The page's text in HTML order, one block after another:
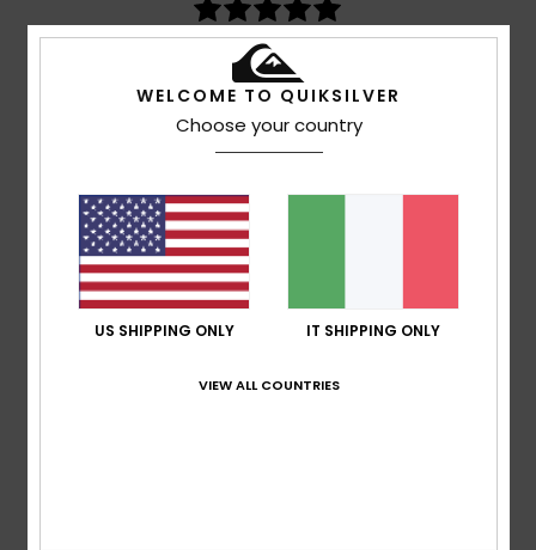
basato su3 recensioni verificatedal novembre
2025
Il 100% dei nostri clienti consiglia questo prodotto
Comfort
Rapporto qualità-prezzo
WELCOME TO QUIKSILVER
Choose your country
US SHIPPING ONLY IT SHIPPING ONLY
VIEW ALL COUNTRIES